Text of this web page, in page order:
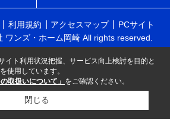
利用規約 アクセスマップ
PCサイト
ワンズ・ホーム岡崎 All rights reserved.
イト利用状況把握、サービス向上検討を目的と
使用しています。
取扱いについて」 をご確認ください。
閉じる